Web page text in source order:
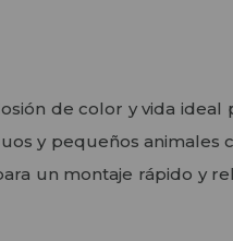
de color y vida
y pequeños animales
un montaje rápido y